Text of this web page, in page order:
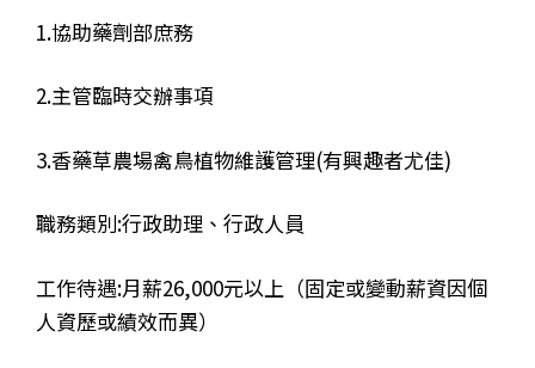
1.協助藥劑部庶務
2.主管臨時交辦事項
3.香藥草農場禽鳥植物維護管理(有興趣者尤佳)
職務類別:行政助理、行政人員
工作待遇:月薪26,000元以上（固定或變動薪資因個
人資歷或績效而異）